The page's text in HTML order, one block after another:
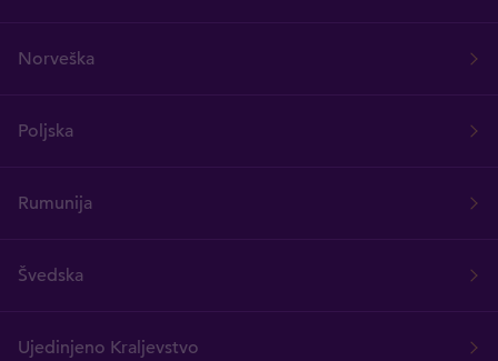
Norveška
Poljska
Rumunija
Švedska
Ujedinjeno Kraljevstvo